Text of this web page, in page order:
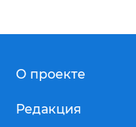
О проекте
Редакция